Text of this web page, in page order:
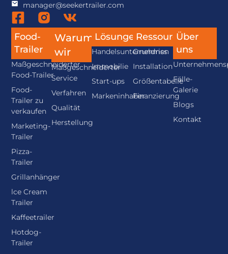
manager@seekertrailer.com
Food-
Trailer
Maßgeschneiderter
Food-Trailer
Food-
Trailer zu
verkaufen
Marketing-
Trailer
Pizza-
Trailer
Grillanhänger
lce Cream
Trailer
Kaffeetrailer
Hotdog-
Trailer
Warum
wir
Maßgeschneiderter
Service
Verfahren
Qualität
Herstellung
Lösungen
Handelsunternehmen
Immobilie
Start-ups
Markeninhaber
Ressource
Grundriss
Installation
Größentabelle
Finanzierung
Über
uns
Fälle-
Galerie
Blogs
Kontakt